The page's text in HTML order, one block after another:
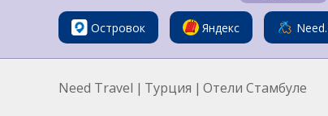
Островок Яндекс
Need Travel | Турция | Отели Стамбуле